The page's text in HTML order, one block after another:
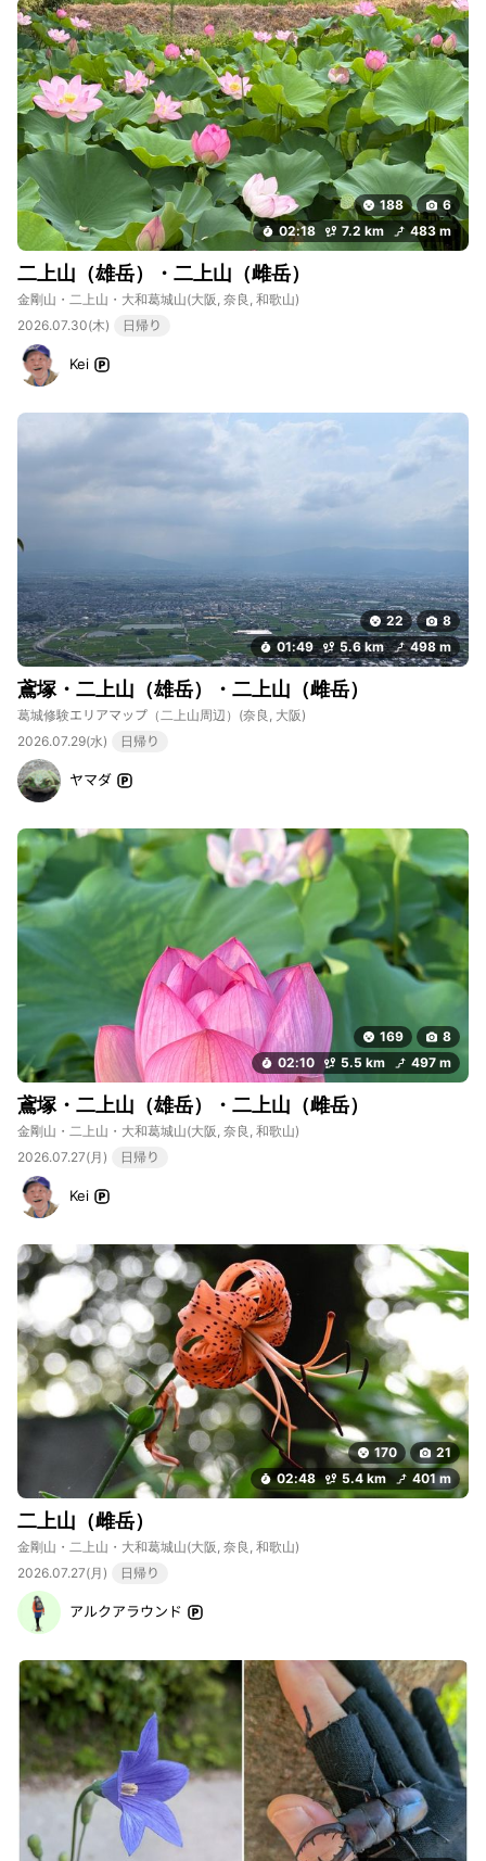
188
6
02:18
7.2 km 483 m
二上山（雄岳）・二上山（雌岳）
金剛山・二上山・大和葛城山(大阪, 奈良, 和歌山)
2026.07.30(木)
日帰り
Kei
22
8
01:49
5.6 km 498 m
鳶塚・二上山（雄岳）・二上山（雌岳）
葛城修験エリアマップ（二上山周辺） (奈良, 大阪)
2026.07.29(水)
日帰り
ヤマダ
169
8
02:10
5.5 km 497 m
鳶塚・二上山（雄岳）・二上山（雌岳）
金剛山・二上山・大和葛城山(大阪, 奈良, 和歌山)
2026.07.27(月)
日帰り
Kei
170
21
02:48
5.4 km 401 m
二上山（雌岳）
金剛山・二上山・大和葛城山(大阪, 奈良, 和歌山)
2026.07.27(月)
日帰り
アルクアラウンド